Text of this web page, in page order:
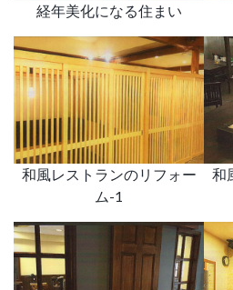
経年美化になる住まい
和風レストランのリフォー
ム-1
和